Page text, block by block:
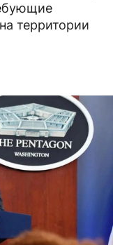
территории